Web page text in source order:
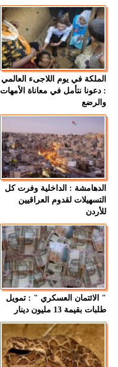
الملكة في يوم اللاجىء العالمي
: دعونا نتأمل في معاناة الأمهات
والرضع
الدهامشة : الداخلية وفرت كل
التسهيلات لقدوم العراقيين
للأردن
" الائتمان العسكري " : تمويل
طلبات بقيمة 13 مليون دينار